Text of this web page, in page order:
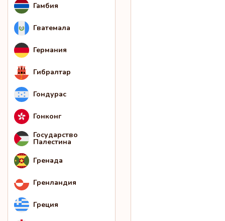
Гамбия
Гватемала
Германия
Гибралтар
Гондурас
Гонконг
Государство
Палестина
Гренада
Гренландия
Греция